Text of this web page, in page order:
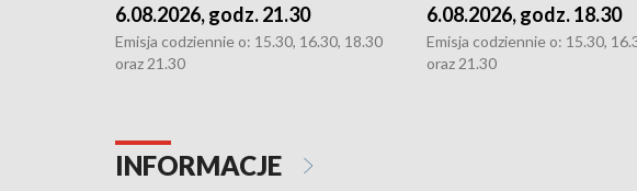
6.08.2026, godz. 21.30
Emisja codziennie o: 15.30, 16.30, 18.30
oraz 21.30
6.08.2026, godz. 18.30
Emisja codziennie o: 15.30,
oraz 21.30
INFORMACJE